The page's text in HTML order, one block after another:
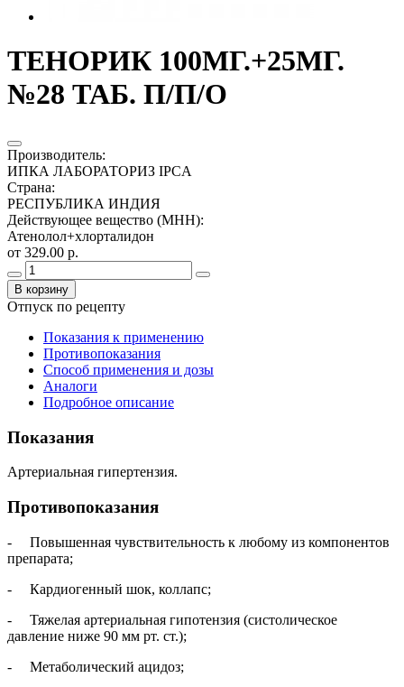
ТЕНОРИК 100МГ.+25МГ.
№28 ТАБ. П/П/О
Производитель:
ИПКА ЛАБОРАТОРИЗ IPCA
Страна:
РЕСПУБЛИКА ИНДИЯ
Действующее вещество (МНН):
Атенолол+хлорталидон
от 329.00 р.
В корзину
Отпуск по рецепту
Показания к применению
Противопоказания
Способ применения и дозы
Аналоги
Подробное описание
Показания
Артериальная гипертензия.
Противопоказания
- Повышенная чувствительность к любому из компонентов
препарата;
- Кардиогенный шок, коллапс;
- Тяжелая артериальная гипотензия (систолическое
давление ниже 90 мм рт. ст.);
- Метаболический ацидоз;